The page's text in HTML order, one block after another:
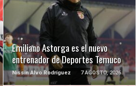
Emiliano Astorga es el nuevo
entrenador de Deportes Temuco
Nissin Alvo Rodríguez 7 AGOSTO, 2026
LEER MÁS